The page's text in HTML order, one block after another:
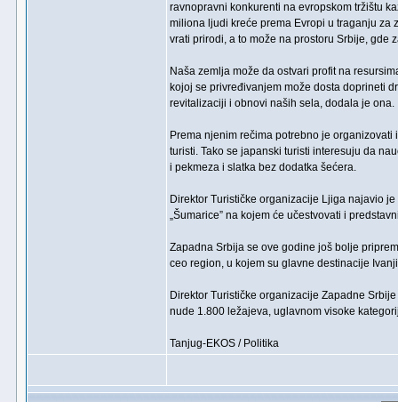
ravnopravni konkurenti na evropskom tržištu
miliona ljudi kreće prema Evropi u traganju za
vrati prirodi, a to može na prostoru Srbije, gde
Naša zemlja može da ostvari profit na
kojoj se privređivanjem može dosta doprineti
revitalizaciji i obnovi naših sela, dodala je ona.
Prema njenim rečima potrebno je
turisti. Tako se japanski turisti interesuju da
i pekmeza i slatka bez dodatka šećera.
Direktor Turističke organizacije Ljiga najavio
„Šumarice” na kojem će učestvovati i
Zapadna Srbija se ove godine još bolje
ceo region, u kojem su glavne destinacije
Direktor Turističke organizacije Zapadne
nude 1.800 ležajeva, uglavnom visoke
Tanjug-EKOS / Politika